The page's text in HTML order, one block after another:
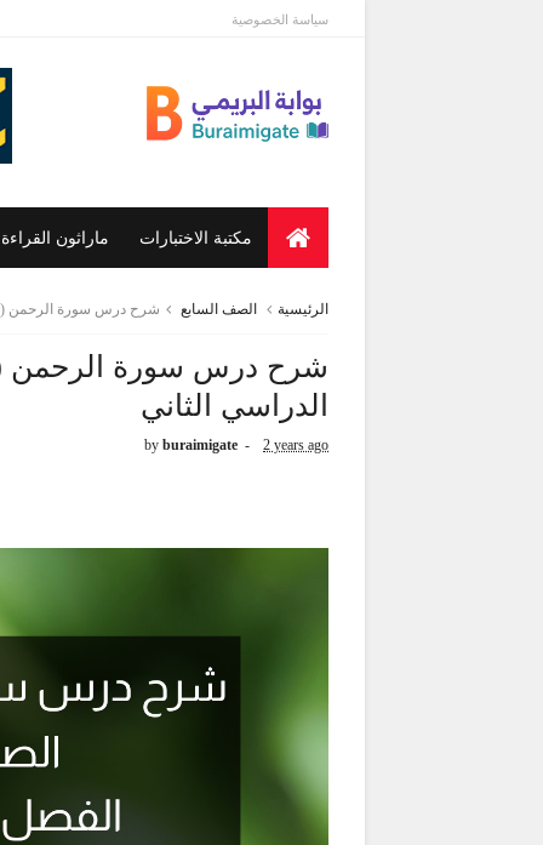
سياسة الخصوصية
مكتبة الاختبارات ماراثون القراءة
الرئيسية الصف السابع شرح درس سورة الرحمن (46-60) للصف السابع للفصل الدراسي الثاني
الدراسي الثاني
by buraimigate 2 years ago